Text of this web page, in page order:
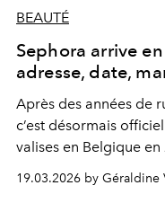
BEAUTÉ
Sephora arrive
adresse, date,
Après des années de
c’est désormais
valises en Belgique
19.03.2026 by Géraldine